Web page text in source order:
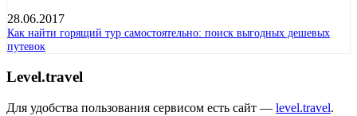
28.06.2017
Как найти горящий тур самостоятельно: поиск выгодных дешевых
путевок
Level.travel
Для удобства пользования сервисом есть сайт — level.travel.